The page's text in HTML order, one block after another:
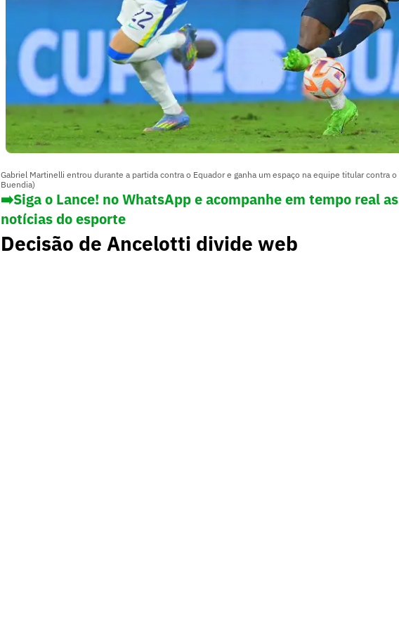
Gabriel Martinelli entrou durante a partida contra o Equador e ganha um espaço na equipe titular contra o
Buendia)
➡️Siga o Lance! no WhatsApp e acompanhe em tempo real
notícias do esporte
Decisão de Ancelotti divide web